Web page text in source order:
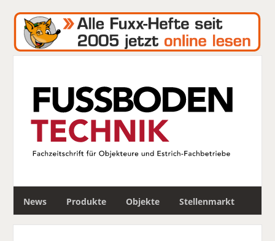
News Produkte Objekte Stellenmarkt
c